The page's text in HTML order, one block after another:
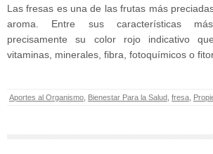
Las fresas es una de las frutas más
aroma. Entre sus características
precisamente su color rojo indicativo
vitaminas, minerales, fibra, fotoquímicos o
Aportes al Organismo, Bienestar Para la Salud, fresa,